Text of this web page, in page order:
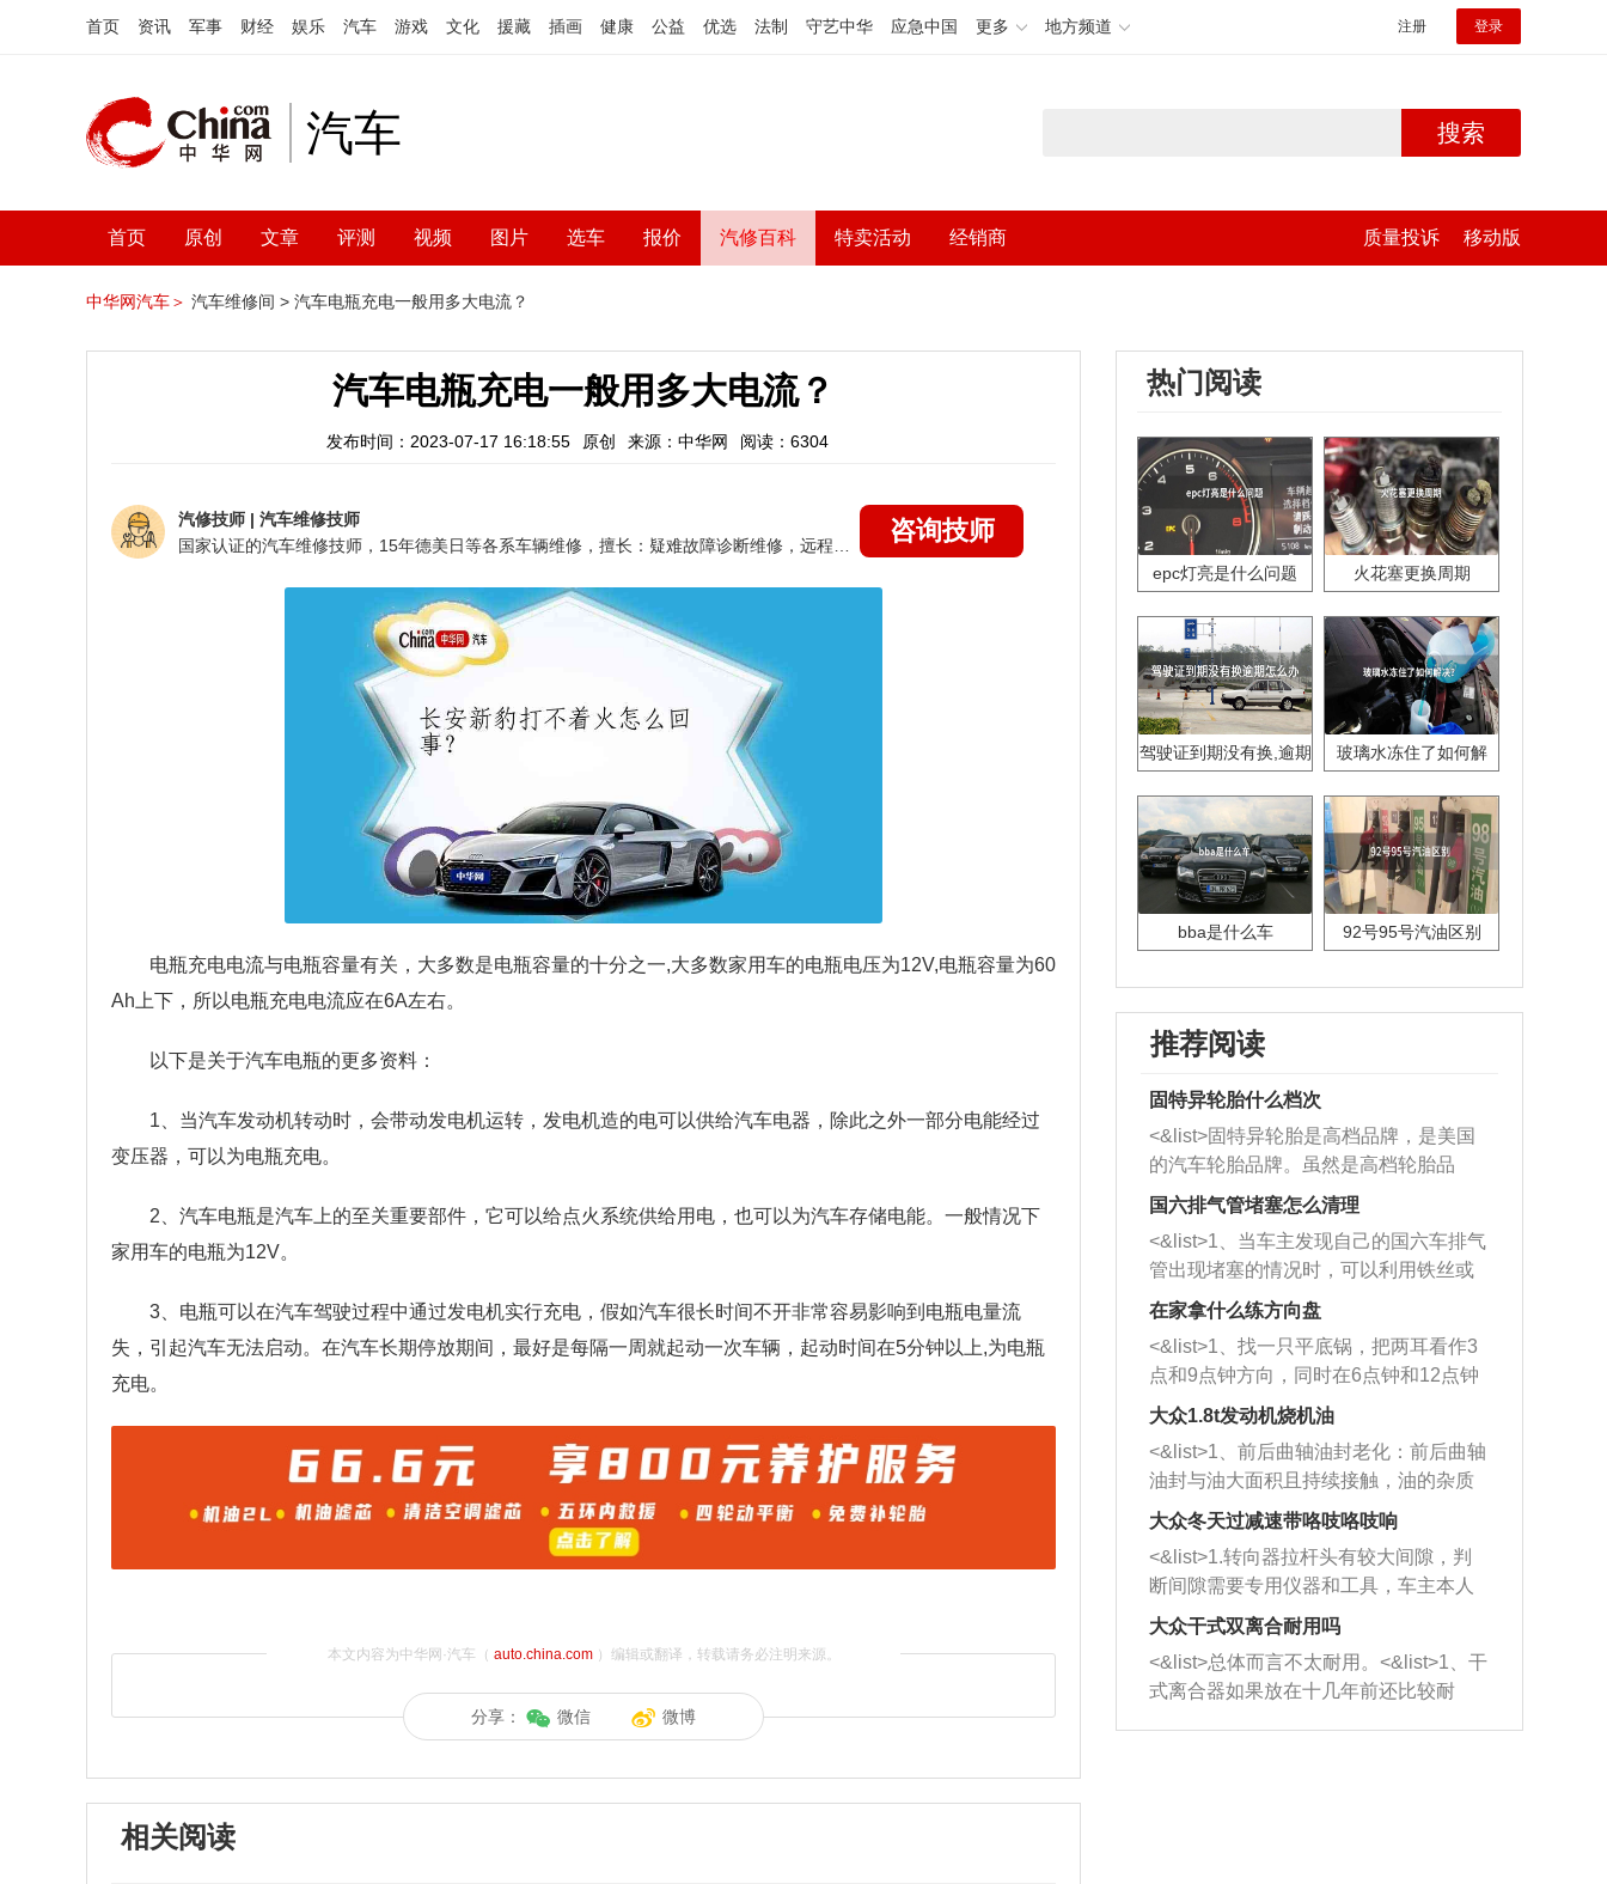
首页 资讯 军事 财经 娱乐 汽车 游戏 文化 援藏 插画 健康 公益 优选 法制 守艺中华 应急中国 更多 地方频道 注册 登录
汽车 搜索
首页 原创 文章 评测 视频 图片 选车 报价 汽修百科 特卖活动 经销商 质量投诉 移动版
中华网汽车＞ 汽车维修间 > 汽车电瓶充电一般用多大电流？
汽车电瓶充电一般用多大电流？
发布时间：2023-07-17 16:18:55 原创 来源：中华网 阅读：6304
汽修技师 | 汽车维修技师
咨询技师
电瓶充电电流与电瓶容量有关，大多数是电瓶容量的十分之一,大多数家用车的电瓶电压为12V,电瓶容量为60
Ah上下，所以电瓶充电电流应在6A左右。
以下是关于汽车电瓶的更多资料：
1、当汽车发动机转动时，会带动发电机运转，发电机造的电可以供给汽车电器，除此之外一部分电能经过
变压器，可以为电瓶充电。
2、汽车电瓶是汽车上的至关重要部件，它可以给点火系统供给用电，也可以为汽车存储电能。一般情况下
家用车的电瓶为12V。
3、电瓶可以在汽车驾驶过程中通过发电机实行充电，假如汽车很长时间不开非常容易影响到电瓶电量流
失，引起汽车无法启动。在汽车长期停放期间，最好是每隔一周就起动一次车辆，起动时间在5分钟以上,为电瓶
充电。
本文内容为中华网·汽车（ auto.china.com）编辑或翻译，转载请务必注明来源。
分享： 微信 微博
相关阅读
热门阅读
epc灯亮是什么问题 火花塞更换周期
驾驶证到期没有换,逾期
玻璃水冻住了如何解
bba是什么车 92号95号汽油区别
推荐阅读
固特异轮胎什么档次
<&list>固特异轮胎是高档品牌，是美国
的汽车轮胎品牌。虽然是高档轮胎品
牌，但是中高低端的轮胎都有生产，这
也是为了更好的开拓市场。
国六排气管堵塞怎么清理
<&list>1、当车主发现自己的国六车排气
管出现堵塞的情况时，可以利用铁丝或
者是细棍，直接将杂物给取出来，如果
堵塞情况比较严重，也可以采取应急措
施。 <&list>2、直接利用木棍将所有的
杂物推到排气管里面的位置处，然后将
三元催化器拆解开，就可以将堵塞的东
西取出来。但如果是因为积碳过多引起
的堵塞，就需要将三元催化器泡在草酸
洗剂对堵塞的情况得到解决，将清洗剂
放在燃油箱中，与燃油混合后，车辆启
动时，就可以和汽油一起进入到燃烧
室，最后形成废气排出，就可以让三元
催化器得到清洗，排气管堵塞的情况就
能够得到解决。
在家拿什么练方向盘
<&list>1、找一只平底锅，把两耳看作3
点和9点钟方向，同时在6点钟和12点钟
方向做一个标记。 <&list>2、双手握住
一圈半的练习，往右同样也要打相同的
圈数。 <&list>3、最后强调要反复练
习，这样就可以形成肌肉记忆，在真实
驾驶车辆时，不需要记忆也能打好方
向。
大众1.8t发动机烧机油
<&list>1、前后曲轴油封老化：前后曲轴
油封与油大面积且持续接触，油的杂质
和发动机内持续温度变化使其密封效果
逐渐减弱，导致渗油或漏油。<&list>2、
活塞间隙过大：积碳会使活塞环与缸体
的间隙扩大，导致机油流入燃烧室中，
造成烧机油。<&list>3、机油粘度。使用
机油粘度过小的话，同样会有烧机油现
象，机油粘度过小具有很好的流动性，
大众冬天过减速带咯吱咯吱响
<&list>1.转向器拉杆头有较大间隙，判
断间隙需要专用仪器和工具，车主本人
无法制作，需要将车辆送到修理厂或4s
店；<&list>2.车辆半轴套管防尘罩破
裂，破裂后会出现漏油现象，使半轴磨
损严重，磨损的半轴容易损坏，产生异
响；<&list>3.稳定器的转向胶套和球头
大众干式双离合耐用吗
<&list>总体而言不太耐用。<&list>1、干
式离合器如果放在十几年前还比较耐